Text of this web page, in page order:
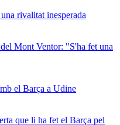
rivalitat inesperada
Mont Ventor: "S'ha fet una
el Barça a Udine
que li ha fet el Barça pel